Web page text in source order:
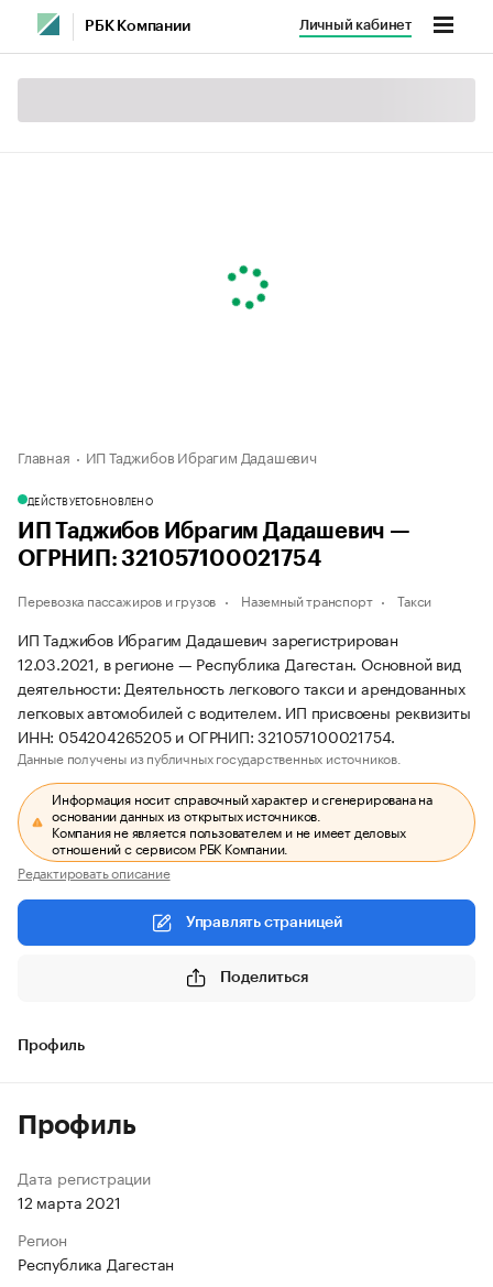
РБК Компании Личный кабинет
Главная ИП Таджибов Ибрагим Дадашевич
ДЕЙСТВУЕТОБНОВЛЕНО
ИП Таджибов Ибрагим Дадашевич —
ОГРНИП: 321057100021754
Перевозка пассажиров и грузов Наземный транспорт Такси
ИП Таджибов Ибрагим Дадашевич зарегистрирован
12.03.2021, в регионе — Республика Дагестан. Основной вид
деятельности: Деятельность легкового такси и арендованных
легковых автомобилей с водителем. ИП присвоены реквизиты
ИНН: 054204265205 и ОГРНИП: 321057100021754.
Данные получены из публичных государственных источников.
Информация носит справочный характер и сгенерирована на
основании данных из открытых источников.
Компания не является пользователем и не имеет деловых
отношений с сервисом РБК Компании.
Редактировать описание
Управлять страницей
Поделиться
Профиль
Профиль
Дата регистрации
12 марта 2021
Регион
Республика Дагестан